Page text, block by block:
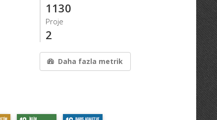
1130
Proje
2
Daha fazla metrik